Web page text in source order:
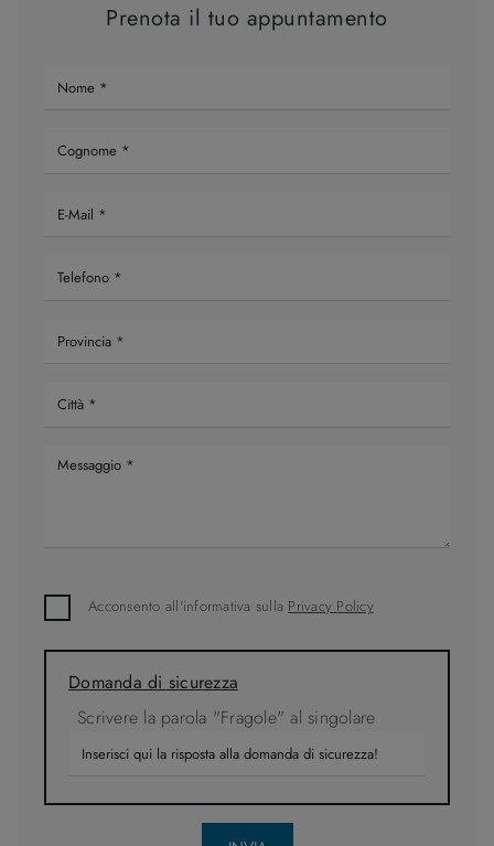
Prenota il tuo appuntamento
Acconsento all'informativa sulla Privacy Policy
Domanda di sicurezza
Scrivere la parola "Fragole" al singolare